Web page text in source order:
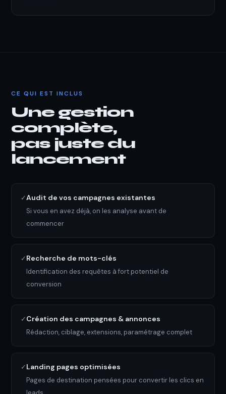
CE QUI EST INCLUS
Une gestion
complète,
pas juste du
lancement
✓Audit de vos campagnes existantes
Si vous en avez déjà, on les analyse avant de
commencer
✓Recherche de mots-clés
Identification des requêtes à fort potentiel de
conversion
✓Création des campagnes & annonces
Rédaction, ciblage, extensions, paramétrage complet
✓Landing pages optimisées
Pages de destination pensées pour convertir les clics en